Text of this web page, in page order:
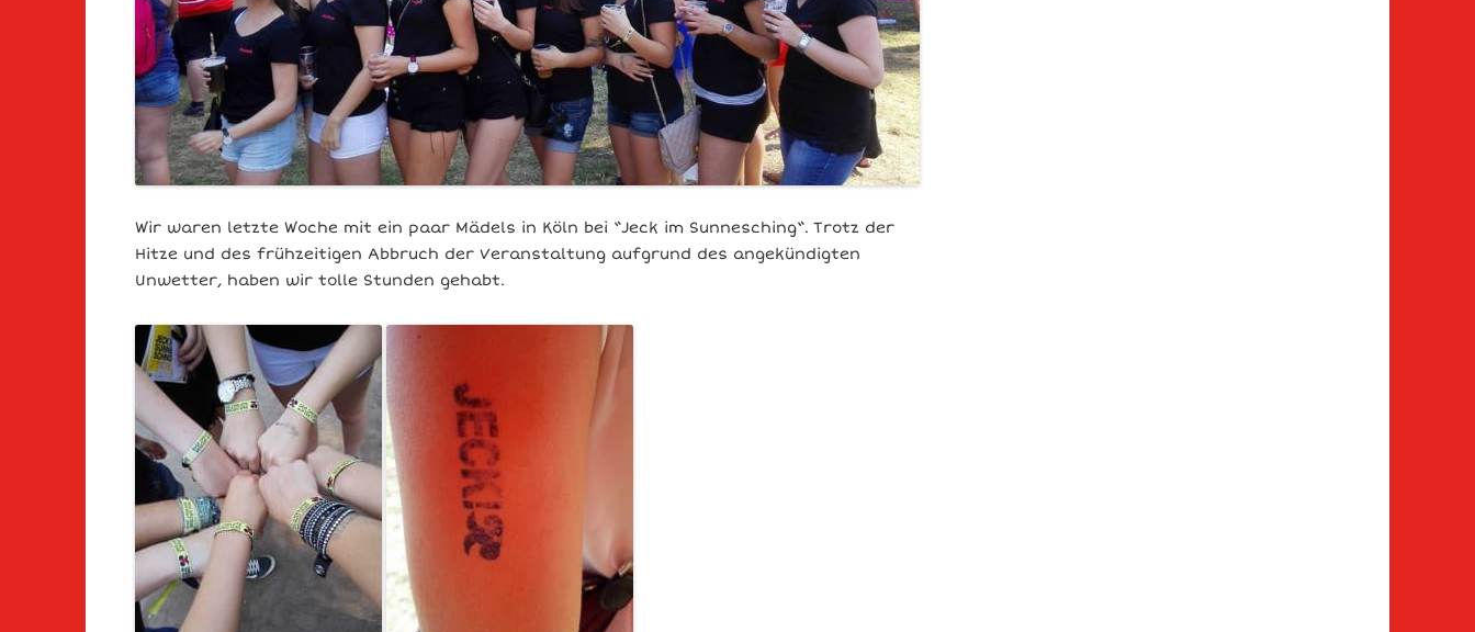
Wir waren letzte Woche mit ein paar Mädels in Köln bei “Jeck im Sunnesching“. Trotz der
Hitze und des frühzeitigen Abbruch der Veranstaltung aufgrund des angekündigten
Unwetter, haben wir tolle Stunden gehabt.